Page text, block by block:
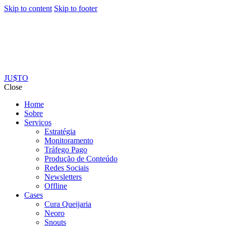
Skip to content Skip to footer
JU$TO
Close
Home
Sobre
Serviços
Estratégia
Monitoramento
Tráfego Pago
Produção de Conteúdo
Redes Sociais
Newsletters
Offline
Cases
Cura Queijaria
Neoro
Snouts